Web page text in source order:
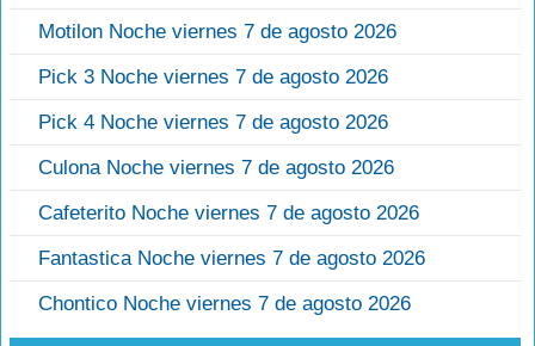
Motilon Noche viernes 7 de agosto 2026
Pick 3 Noche viernes 7 de agosto 2026
Pick 4 Noche viernes 7 de agosto 2026
Culona Noche viernes 7 de agosto 2026
Cafeterito Noche viernes 7 de agosto 2026
Fantastica Noche viernes 7 de agosto 2026
Chontico Noche viernes 7 de agosto 2026